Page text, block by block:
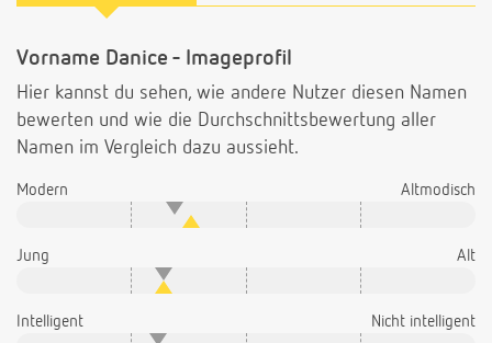
Vorname Danice - Imageprofil
Hier kannst du sehen, wie andere Nutzer diesen Namen
bewerten und wie die Durchschnittsbewertung aller
Namen im Vergleich dazu aussieht.
Modern Altmodisch
Jung Alt
Intelligent Nicht intelligent